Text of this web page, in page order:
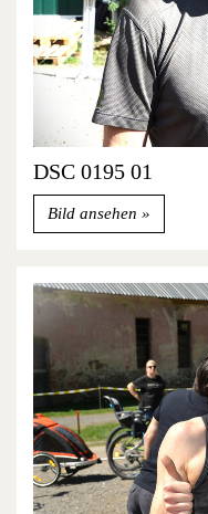
DSC 0195 01
Bild ansehen